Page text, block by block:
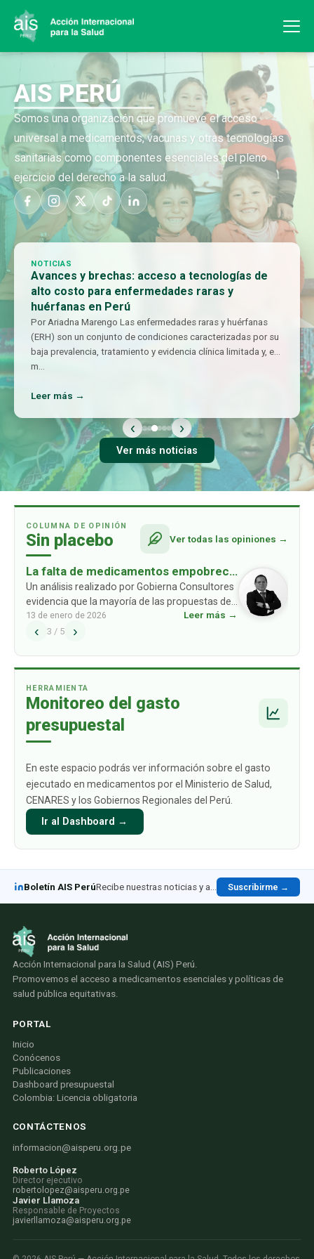
AIS PERÚ
Somos una organización que promueve el acceso
universal a medicamentos, vacunas y otras tecnologías
sanitarias como componentes esenciales del pleno
ejercicio del derecho a la salud.
NOTICIAS
Avances y brechas: acceso a tecnologías de
alto costo para enfermedades raras y
huérfanas en Perú
Por Ariadna Marengo Las enfermedades raras y huérfanas
(ERH) son un conjunto de condiciones caracterizadas por su
baja prevalencia, tratamiento y evidencia clínica limitada y, en
m…
Leer más →
‹ ›
Ver más noticias
COLUMNA DE OPINIÓN
Sin placebo Ver todas las opiniones →
La falta de medicamentos empobrece
a las familias: un problema ausente en
las propuestas de los partidos
políticos
Un análisis realizado por Gobierna Consultores
evidencia que la mayoría de las propuestas de
los partidos políticos no consideran un
problema estructural que afecta de manera
13 de enero de 2026 Leer más →
‹ 3 / 5 ›
HERRAMIENTA
Monitoreo del gasto
presupuestal
En este espacio podrás ver información sobre el gasto
ejecutado en medicamentos por el Ministerio de Salud,
CENARES y los Gobiernos Regionales del Perú.
Ir al Dashboard →
Boletín AIS PerúRecibe nuestras noticias y análisis en LinkedIn Suscribirme →
Acción Internacional para la Salud (AIS) Perú.
Promovemos el acceso a medicamentos esenciales y políticas de
salud pública equitativas.
PORTAL
Inicio
Conócenos
Publicaciones
Dashboard presupuestal
Colombia: Licencia obligatoria
CONTÁCTENOS
informacion@aisperu.org.pe
Roberto López
Director ejecutivo
robertolopez@aisperu.org.pe
Javier Llamoza
Responsable de Proyectos
javierllamoza@aisperu.org.pe